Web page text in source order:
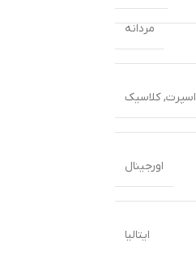
مردانه
اسپرت,کلاسیک
اورجینال
ایتالیا